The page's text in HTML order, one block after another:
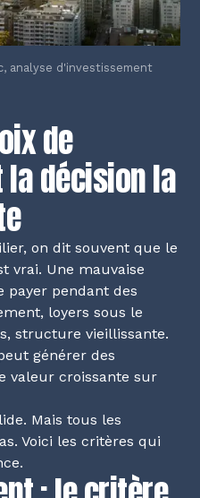
analyse d'investissement
de
décision la
on dit souvent que le
vrai. Une mauvaise
payer pendant des
loyers sous le
structure vieillissante.
générer des
valeur croissante sur
Mais tous les
Voici les critères qui